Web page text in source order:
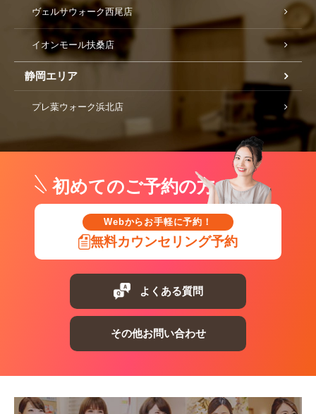
ヴェルサウォーク西尾店
イオンモール扶桑店
静岡エリア
プレ葉ウォーク浜北店
初めてのご予約の方
Webからお手軽に予約！
無料カウンセリング予約
よくある質問
その他お問い合わせ